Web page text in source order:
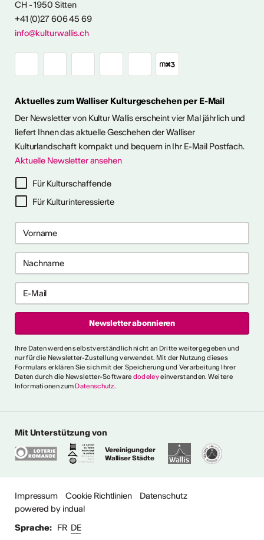
abonnieren
CH - 1950 Sitten
+41 (0)27 606 45 69
info@kulturwallis.ch
Aktuelles zum Walliser Kulturgeschehen per E-Mail
Der Newsletter von Kultur Wallis erscheint vier Mal jährlich und
liefert Ihnen das aktuelle Geschehen der Walliser
Kulturlandschaft kompakt und bequem in Ihr E-Mail Postfach.
Aktuelle Newsletter ansehen
Für Kulturschaffende
Für Kulturinteressierte
Ihre Daten werden selbstverständlich nicht an Dritte weitergegeben und
nur für die Newsletter-Zustellung verwendet. Mit der Nutzung dieses
Formulars erklären Sie sich mit der Speicherung und Verarbeitung Ihrer
Daten durch die Newsletter-Software dodeleyeinverstanden. Weitere
Informationen zum Datenschutz.
Mit Unterstützung von
Vereinigung der
Walliser Städte
Impressum Cookie Richtlinien
Datenschutz
powered by indual
Sprache: FR DE